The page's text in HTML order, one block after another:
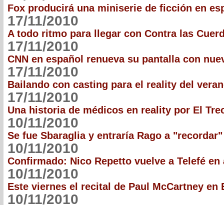
Fox producirá una miniserie de ficción en
17/11/2010
A todo ritmo para llegar con Contra las
17/11/2010
CNN en español renueva su pantalla con
17/11/2010
Bailando con casting para el reality del
17/11/2010
Una historia de médicos en reality por El
10/11/2010
Se fue Sbaraglia y entraría Rago a "recordar"
10/11/2010
Confirmado: Nico Repetto vuelve a Telefé en
10/11/2010
Este viernes el recital de Paul McCartney en
10/11/2010